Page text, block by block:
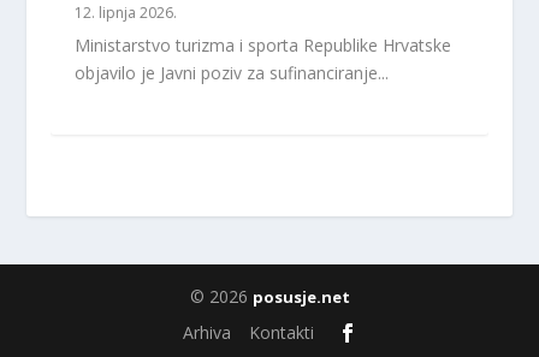
12. lipnja 2026.
Ministarstvo turizma i sporta Republike Hrvatske
objavilo je Javni poziv za sufinanciranje...
© 2026 posusje.net
Arhiva Kontakti